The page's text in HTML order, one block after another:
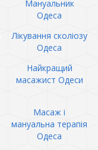
Мануальник
Одеса
Лікування сколіозу
Одеса
Найкращий
масажист Одеси
Масаж і
мануальна терапія
Одеса